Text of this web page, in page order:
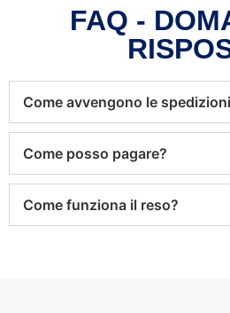
FAQ -
Come avvengono le
Come posso pagare?
Come funziona il reso?